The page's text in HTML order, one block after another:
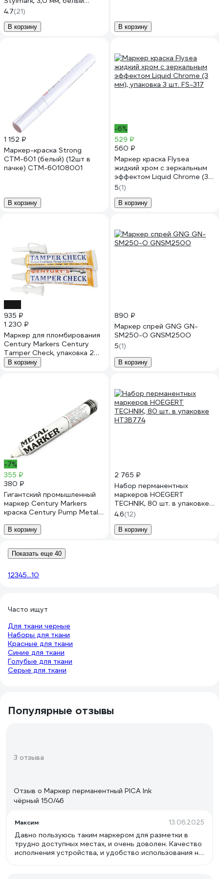
96652
4.7(21)
В корзину В корзину
1 152 ₽
Маркер-краска Strong
СТМ-601 (белый) (12шт в
пачке) СТМ-60108001
В корзину
-6%
529 ₽
560 ₽
Маркер краска Flysea
жидкий хром с зеркальным
эффектом Liquid Chrome (3
мм), упаковка 3 шт. FS-317
5(1)
В корзину
935 ₽
1 230 ₽
Маркер для пломбирования
Century Markers Century
Tamper Check, упаковка 2
шт, цвет оранжевый
CM96012-2
В корзину
890 ₽
Маркер спрей GNG GN-
SM250-O GNSM250O
5(1)
В корзину
-7%
355 ₽
380 ₽
Гигантский промышленный
маркер Century Markers
краска Century Pump Metal
CM98010
В корзину
2 765 ₽
Набор перманентных
маркеров HOEGERT
TECHNIK, 80 шт. в упаковке
HT3B774
4.6(12)
В корзину
Показать еще 40
12345...10
Часто ищут
Для ткани черные
Наборы для ткани
Красные для ткани
Синие для ткани
Голубые для ткани
Серые для ткани
Популярные отзывы
3 отзыва
Отзыв о Маркер перманентный PICA Ink
чёрный 150/46
Максим 13.06.2025
Давно пользуюсь таким маркером для разметки в
трудно доступных местах, и очень доволен. Качество
исполнения устройства, и удобство использования на